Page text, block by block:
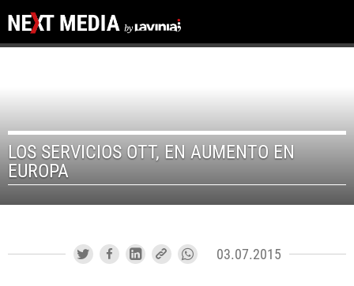
LOS SERVICIOS OTT, EN AUMENTO EN
EUROPA
03.07.2015